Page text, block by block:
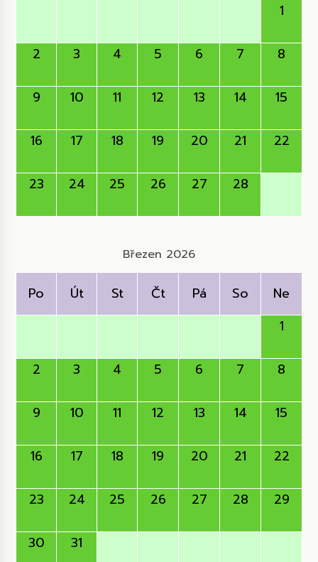
1
2 3 4 5 6 7 8
9 10 11 12 13 14 15
16 17 18 19 20 21 22
23 24 25 26 27 28
Březen 2026
Po Út St Čt Pá So
Ne
1
2 3 4 5 6 7 8
9 10 11 12 13 14 15
16 17 18 19 20 21 22
23 24 25 26 27 28 29
30 31